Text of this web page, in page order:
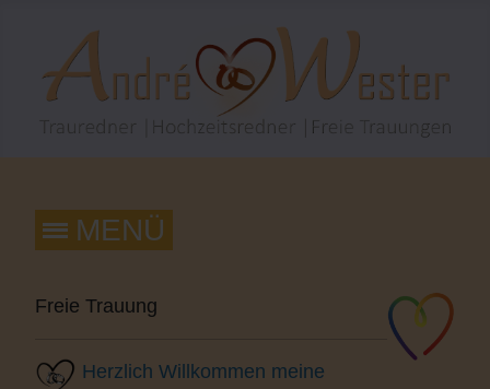
Freie Trauung
Herzlich Willkommen meine